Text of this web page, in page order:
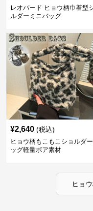
レオパード ヒョウ柄巾着型
ルダーミニバッグ
¥2,640 (税込)
ヒョウ柄もこもこショルダ
ッグ軽量ボア素材
ヒョ